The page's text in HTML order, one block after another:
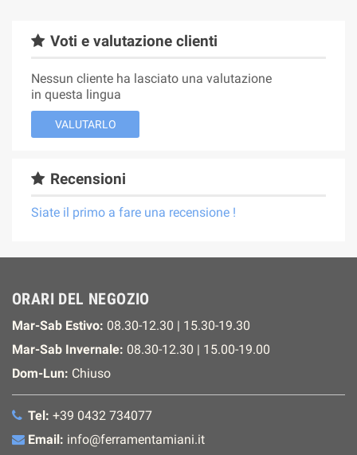
Voti e valutazione clienti
Nessun cliente ha lasciato una valutazione
in questa lingua
VALUTARLO
Recensioni
Siate il primo a fare una recensione !
ORARI DEL NEGOZIO
Mar-Sab Estivo: 08.30-12.30 | 15.30-19.30
Mar-Sab Invernale: 08.30-12.30 | 15.00-19.00
Dom-Lun: Chiuso
Tel: +39 0432 734077
Email: info@ferramentamiani.it